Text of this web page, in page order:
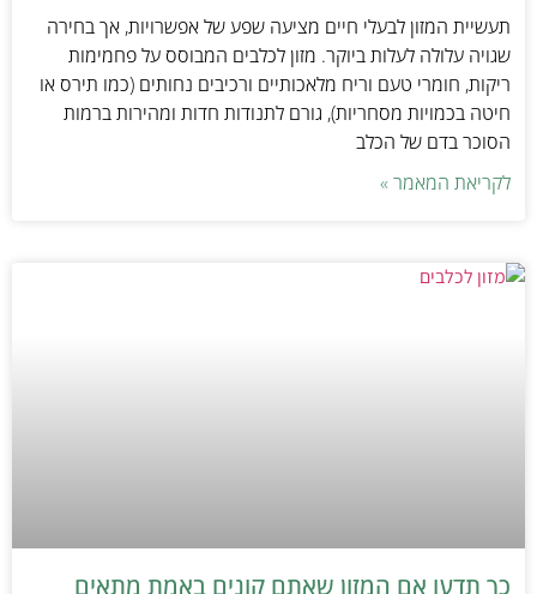
תעשיית המזון לבעלי חיים מציעה שפע של אפשרויות, אך בחירה
שגויה עלולה לעלות ביוקר. מזון לכלבים המבוסס על פחמימות
ריקות, חומרי טעם וריח מלאכותיים ורכיבים נחותים (כמו תירס או
חיטה בכמויות מסחריות), גורם לתנודות חדות ומהירות ברמות
הסוכר בדם של הכלב
לקריאת המאמר »
כך תדעו אם המזון שאתם קונים באמת מתאים